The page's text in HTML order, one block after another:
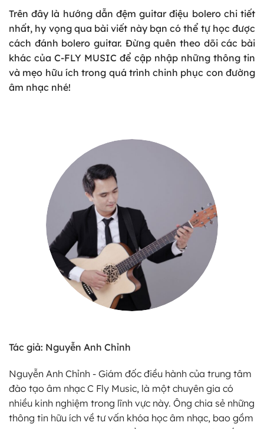
Trên đây là hướng dẫn đệm guitar điệu bolero chi tiết
nhất, hy vọng qua bài viết này bạn có thể tự học được
cách đánh bolero guitar. Đừng quên theo dõi các bài
khác của C-FLY MUSIC để cập nhập những thông tin
và mẹo hữu ích trong quá trình chinh phục con đường
âm nhạc nhé!
Tác giả: Nguyễn Anh Chỉnh
Nguyễn Anh Chỉnh - Giám đốc điều hành của trung tâm
đào tạo âm nhạc C Fly Music, là một chuyên gia có
nhiều kinh nghiệm trong lĩnh vực này. Ông chia sẻ những
thông tin hữu ích về tư vấn khóa học âm nhạc, bao gồm